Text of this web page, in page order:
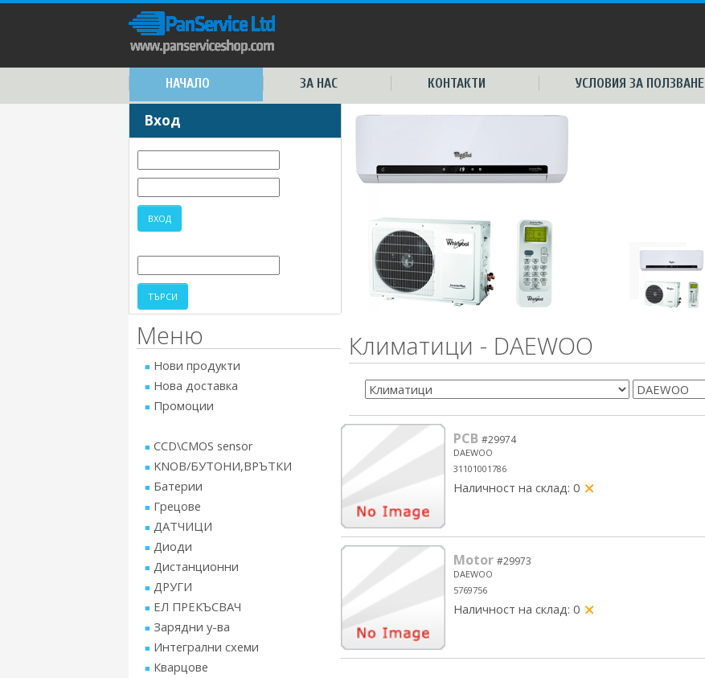
НАЧАЛО ЗА НАС КОНТАКТИ УСЛОВИЯ ЗА ПОЛЗВАНЕ
Вход
Меню
Нови продукти
Нова доставка
Промоции
CCD\CMOS sensor
KNOB/БУТОНИ,ВРЪТКИ
Батерии
Грецове
ДАТЧИЦИ
Диоди
Дистанционни
ДРУГИ
ЕЛ ПРЕКЪСВАЧ
Зарядни у-ва
Интегрални схеми
Кварцове
Климатици - DAEWOO
PCB #29974
DAEWOO
31101001786
Наличност на склад: 0
Motor #29973
DAEWOO
5769756
Наличност на склад: 0